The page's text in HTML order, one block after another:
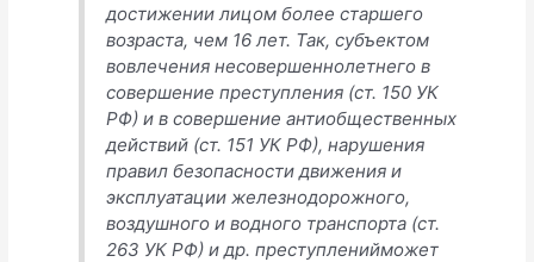
достижении лицом более старшего
возраста, чем 16 лет. Так, субъектом
вовлечения несовершеннолетнего в
совершение преступления (ст. 150 УК
РФ) и в совершение антиобщественных
действий (ст. 151 УК РФ), нарушения
правил безопасности движения и
эксплуатации железнодорожного,
воздушного и водного транспорта (ст.
263 УК РФ) и др. преступленийможет